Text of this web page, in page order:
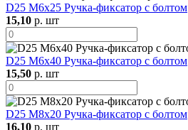
D25 М6х25 Ручка-фиксатор с болтом
15,10 р. шт
D25 М6х40 Ручка-фиксатор с болтом
15,50 р. шт
D25 М8х20 Ручка-фиксатор с болтом
16,10 р. шт